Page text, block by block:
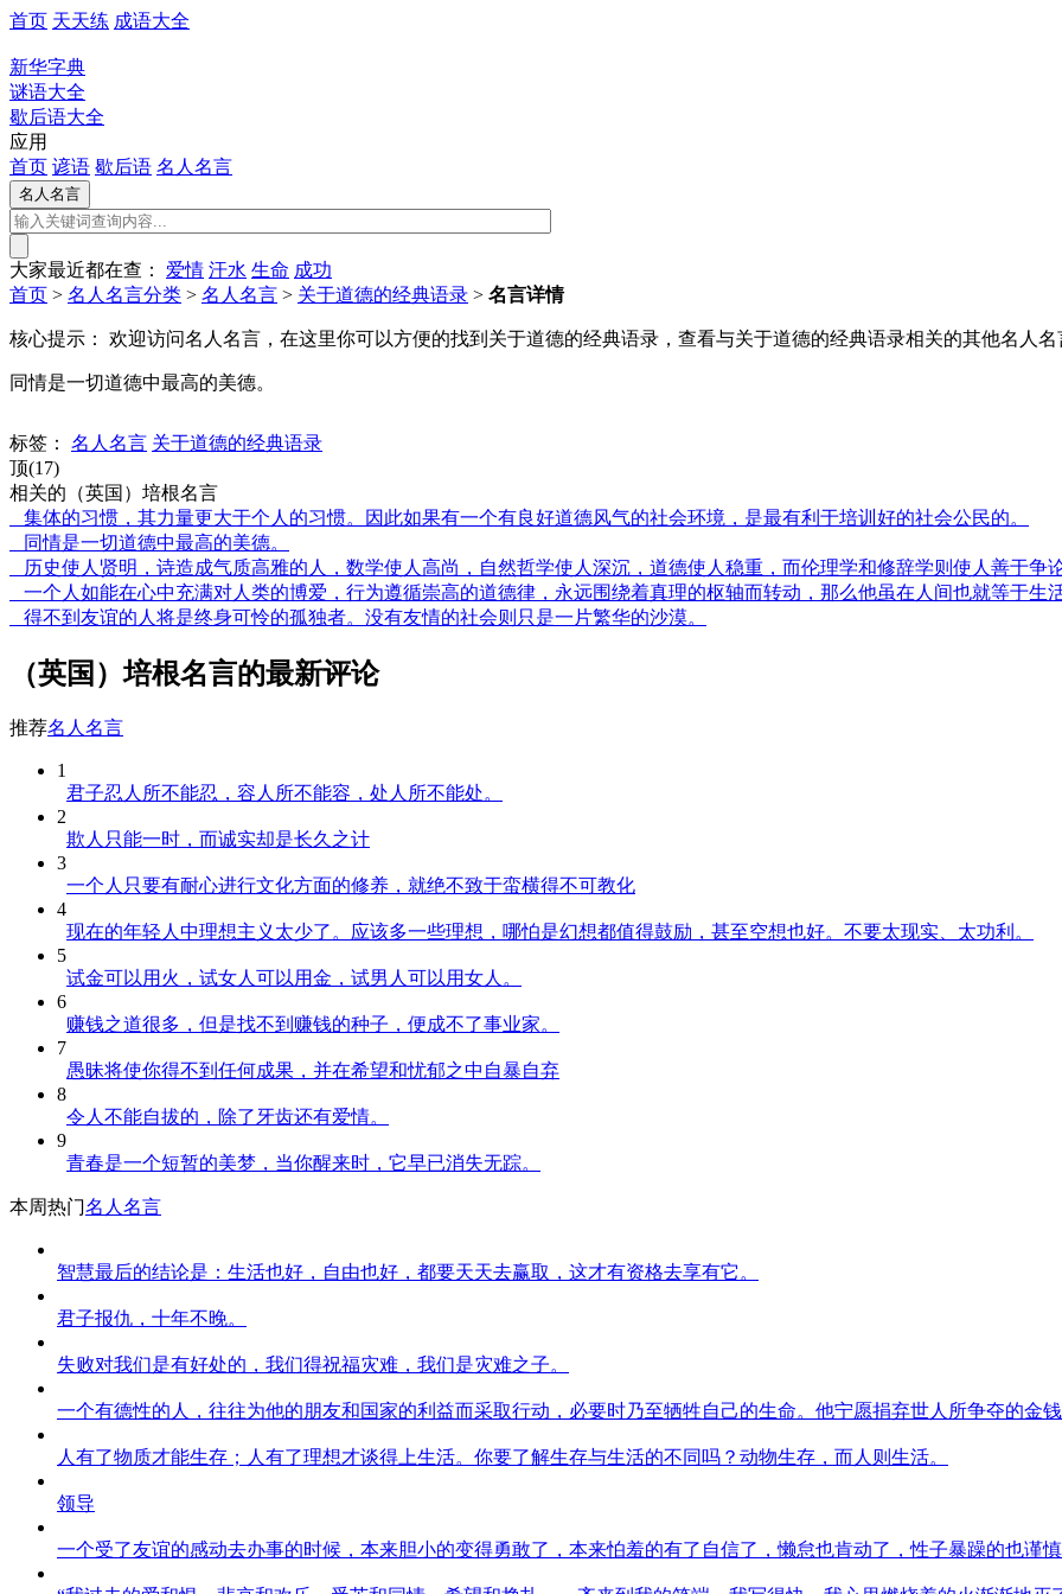
首页 天天练 成语大全
新华字典
谜语大全
歇后语大全
应用
首页 谚语 歇后语 名人名言
大家最近都在查： 爱情 汗水 生命 成功
首页 > 名人名言分类 > 名人名言 > 关于道德的经典语录 > 名言详情
核心提示： 欢迎访问名人名言，在这里你可以方便的找到关于道德的经典语录，查看与关于道德的经典语录相关的其他名人名
同情是一切道德中最高的美德。
标签：
名人名言 关于道德的经典语录
顶(17)
相关的（英国）培根名言
集体的习惯，其力量更大于个人的习惯。因此如果有一个有良好道德风气的社会环境，是最有利于培训好的社会公民的。
同情是一切道德中最高的美德。
历史使人贤明，诗造成气质高雅的人，数学使人高尚，自然哲学使人深沉，道德使人稳重，而伦理学和修辞学则使人善于争论
一个人如能在心中充满对人类的博爱，行为遵循崇高的道德律，永远围绕着真理的枢轴而转动，那么他虽在人间也就等于生
得不到友谊的人将是终身可怜的孤独者。没有友情的社会则只是一片繁华的沙漠。
（英国）培根名言的最新评论
推荐名人名言
1
君子忍人所不能忍，容人所不能容，处人所不能处。
2
欺人只能一时，而诚实却是长久之计
3
一个人只要有耐心进行文化方面的修养，就绝不致于蛮横得不可教化
4
现在的年轻人中理想主义太少了。应该多一些理想，哪怕是幻想都值得鼓励，甚至空想也好。不要太现实、太功利。
5
试金可以用火，试女人可以用金，试男人可以用女人。
6
赚钱之道很多，但是找不到赚钱的种子，便成不了事业家。
7
愚昧将使你得不到任何成果，并在希望和忧郁之中自暴自弃
8
令人不能自拔的，除了牙齿还有爱情。
9
青春是一个短暂的美梦，当你醒来时，它早已消失无踪。
本周热门名人名言
智慧最后的结论是：生活也好，自由也好，都要天天去赢取，这才有资格去享有它。
君子报仇，十年不晚。
失败对我们是有好处的，我们得祝福灾难，我们是灾难之子。
一个有德性的人，往往为他的朋友和国家的利益而采取行动，必要时乃至牺牲自己的生命。他宁愿捐弃世人所争夺的金
人有了物质才能生存；人有了理想才谈得上生活。你要了解生存与生活的不同吗？动物生存，而人则生活。
领导
一个受了友谊的感动去办事的时候，本来胆小的变得勇敢了，本来怕羞的有了自信了，懒怠也肯动了，性子暴躁的也谨慎